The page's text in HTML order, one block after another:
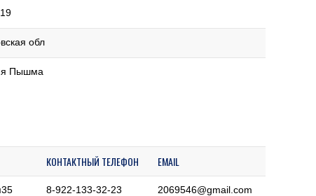
обл
Пышма
КОНТАКТНЫЙ ТЕЛЕФОН EMAIL
8-922-133-32-23 2069546@gmail.com